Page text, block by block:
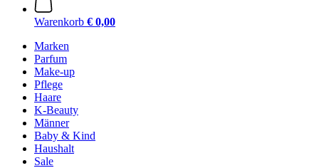
Warenkorb € 0,00
Marken
Parfum
Make-up
Pflege
Haare
K-Beauty
Männer
Baby & Kind
Haushalt
Sale